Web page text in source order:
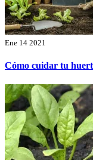
Ene 14 2021
Cómo cuidar tu